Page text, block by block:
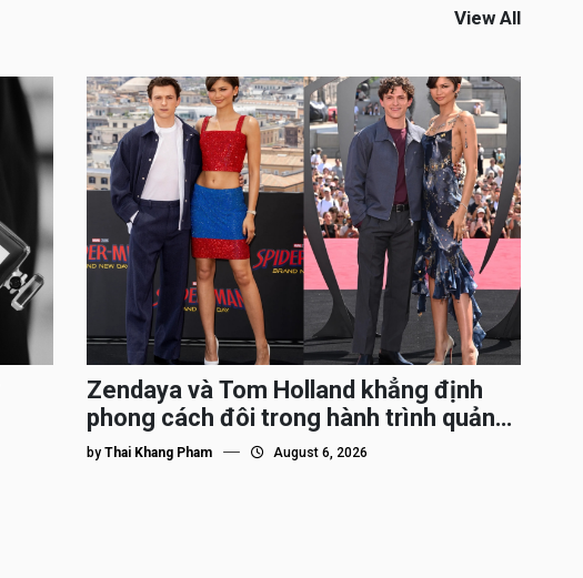
View All
Zendaya và Tom Holland khẳng định
phong cách đôi trong hành trình quảng
bá Spider-Man
byThai Khang Pham August 6, 2026